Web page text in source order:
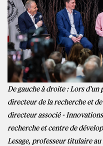
De gauche à droite : Lors
directeur de la recherche et
directeur associé -
recherche et centre de
Lesage, professeur titulaire